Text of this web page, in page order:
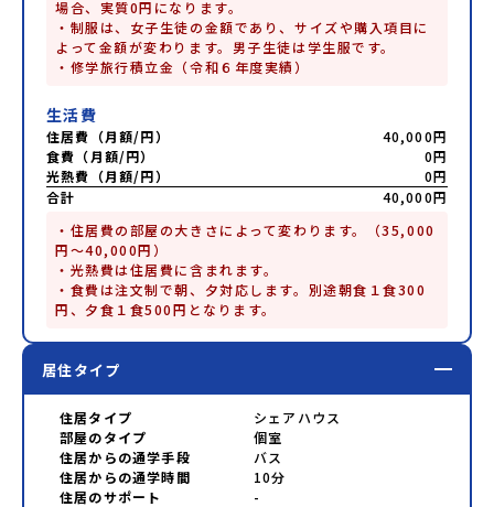
場合、実質0円になります。
・制服は、女子生徒の金額であり、サイズや購入項目に
よって金額が変わります。男子生徒は学生服です。
・修学旅行積立金（令和６年度実績）
生活費
住居費（月額/円）
40,000円
食費（月額/円）
0円
光熱費（月額/円）
0円
合計
40,000円
・住居費の部屋の大きさによって変わります。（35,000
円～40,000円）
・光熱費は住居費に含まれます。
・食費は注文制で朝、夕対応します。別途朝食１食300
円、夕食１食500円となります。
居住タイプ
住居タイプ
シェアハウス
部屋のタイプ
個室
住居からの通学手段
バス
住居からの通学時間
10分
住居のサポート
-